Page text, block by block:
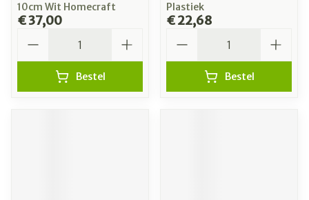
10cm Wit Homecraft
€ 37,00
Bestel
Plastiek
€ 22,68
Bestel